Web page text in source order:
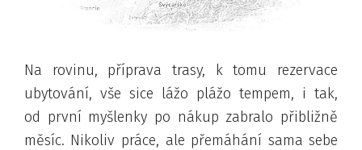
Na rovinu, příprava trasy, k tomu rezervace
ubytování, vše sice lážo plážo tempem, i tak,
od první myšlenky po nákup zabralo přibližně
měsíc. Nikoliv práce, ale přemáhání sama sebe